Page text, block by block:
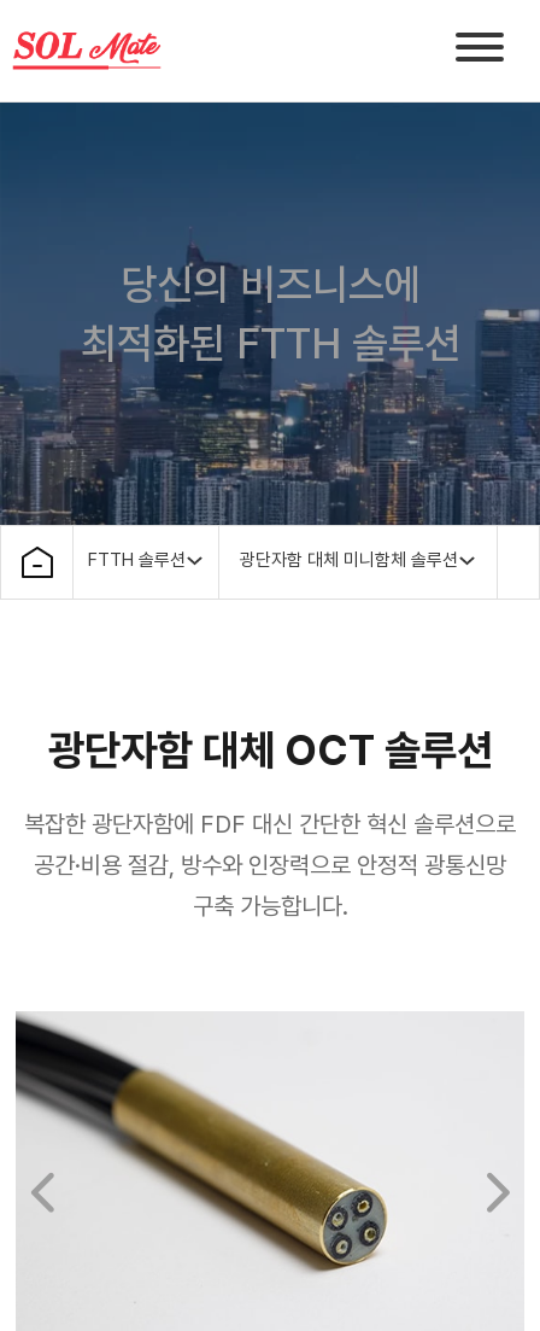
당신의 비즈니스에
최적화된 FTTH 솔루션
FTTH 솔루션 광단자함 대체 미니함체 솔루션
광단자함 대체 OCT 솔루션
복잡한 광단자함에 FDF 대신 간단한 혁신 솔루션으로
공간·비용 절감, 방수와 인장력으로 안정적 광통신망
구축 가능합니다.